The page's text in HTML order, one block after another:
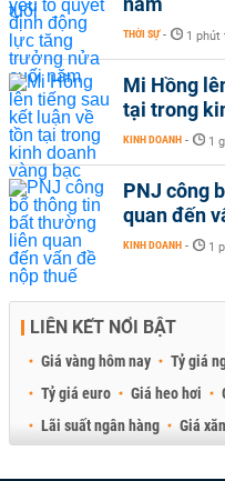
THỜI SỰ - 1 phút
Mi Hồng
tại trong
KINH DOANH - 1
PNJ công
quan đến
KINH DOANH - 1
LIÊN KẾT NỔI BẬT
Giá vàng hôm nay Tỷ giá
Tỷ giá euro
Giá heo hơi
Lãi suất ngân hàng
Giá